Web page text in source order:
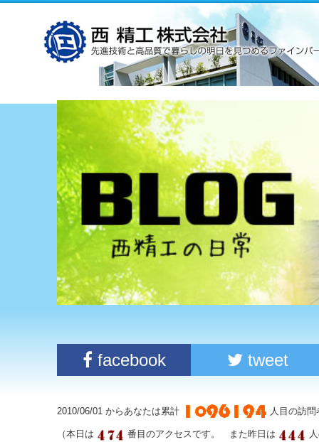
facebook tweet
2010/06/01 からあなたは累計 人目の訪
（本日は 番目のアクセスです。 また昨日は